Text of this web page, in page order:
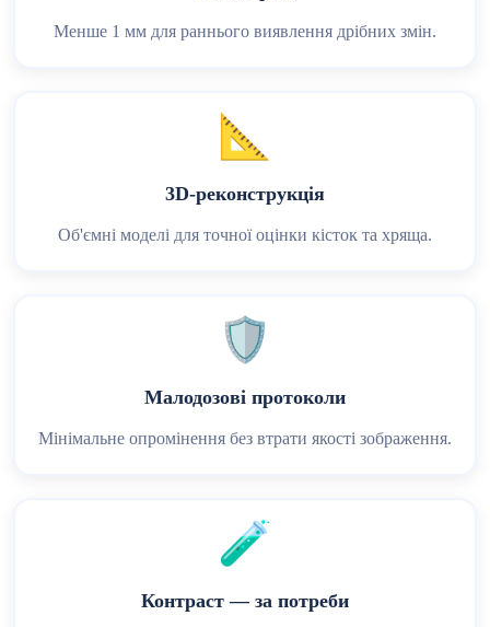
Менше 1 мм для раннього виявлення дрібних змін.
📐
3D‑реконструкція
Об'ємні моделі для точної оцінки кісток та хряща.
🛡️
Малодозові протоколи
Мінімальне опромінення без втрати якості зображення.
🧪
Контраст — за потреби